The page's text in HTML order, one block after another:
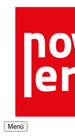
Buch Kultur Politik
Menü